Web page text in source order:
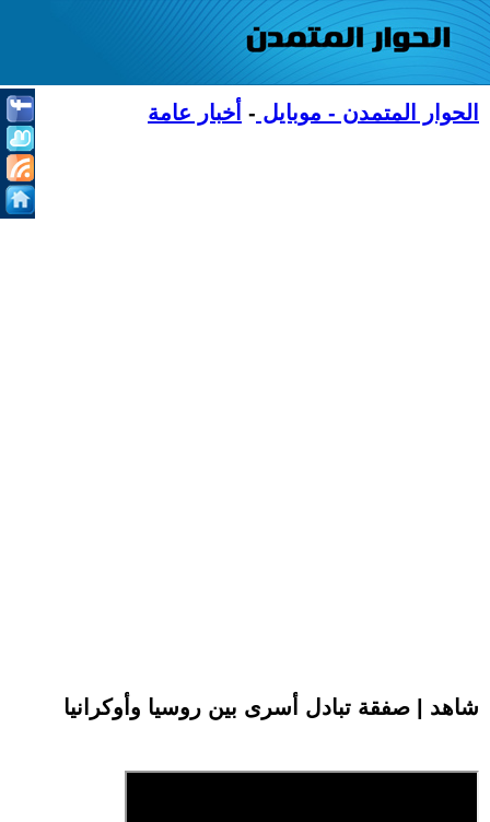
الحوار المتمدن - موبايل - أخبار عامة
شاهد | صفقة تبادل أسرى بين روسيا وأوكرانيا